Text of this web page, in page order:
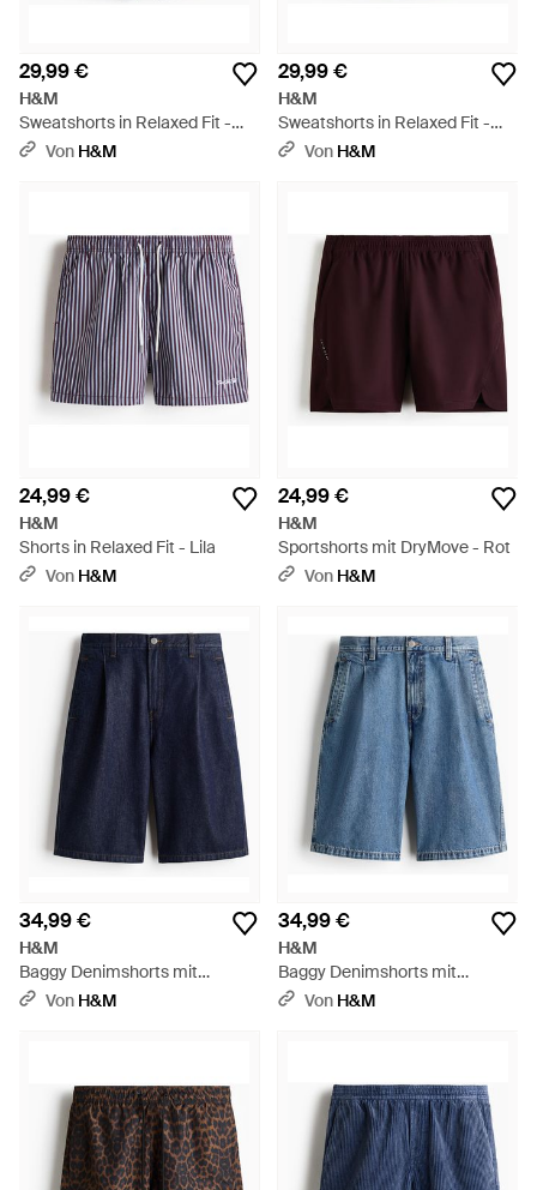
29,99 €
H&M
Sweatshorts in Relaxed Fit -
Schwarz
Von H&M
29,99 €
H&M
Sweatshorts in Relaxed Fit -
Natur
Von H&M
24,99 €
H&M
Shorts in Relaxed Fit - Lila
Von H&M
24,99 €
H&M
Sportshorts mit DryMove - Rot
Von H&M
34,99 €
H&M
Baggy Denimshorts mit
Bundfalten - Blau
Von H&M
34,99 €
H&M
Baggy Denimshorts mit
Bundfalten - Blau
Von H&M